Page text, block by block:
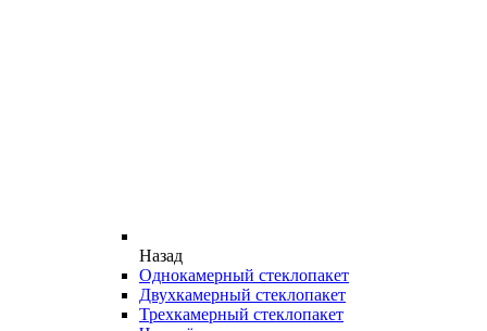
Назад
Однокамерный стеклопакет
Двухкамерный стеклопакет
Трехкамерный стеклопакет